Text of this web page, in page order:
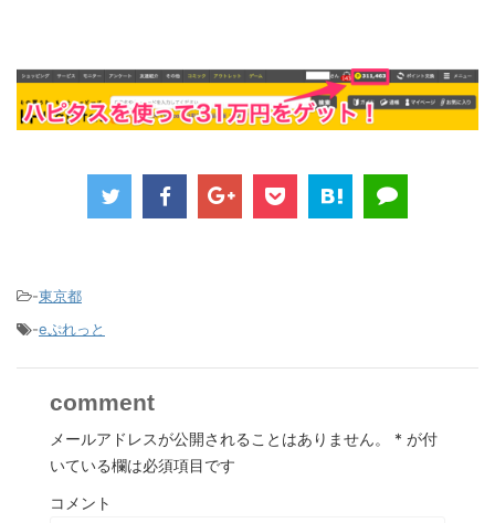
-東京都
-eぷれっと
comment
メールアドレスが公開されることはありません。 * が付
いている欄は必須項目です
コメント